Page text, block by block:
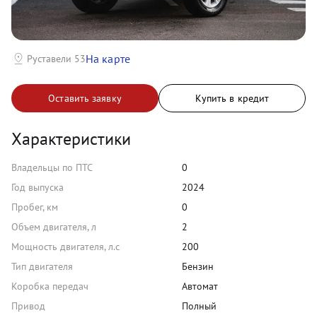
Оставить заявку Купить в кредит
Характеристики
Владельцы по ПТС
0
Год выпуска
2024
Пробег, км
0
Объем двигателя, л
2
Мощность двигателя, л.с
200
Тип двигателя
Бензин
Коробка передач
Автомат
Привод
Полный
Руставели 53На карте